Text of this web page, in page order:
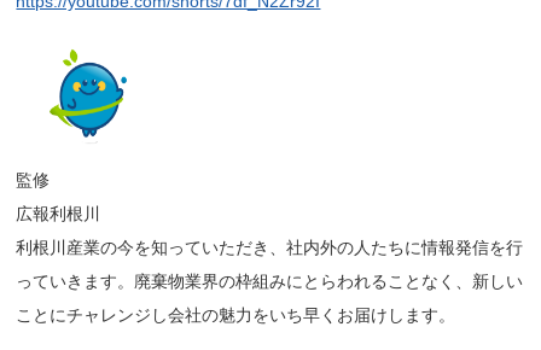
監修
広報利根川
利根川産業の今を知っていただき、社内外の人たちに情報発信を行
っていきます。廃棄物業界の枠組みにとらわれることなく、新しい
ことにチャレンジし会社の魅力をいち早くお届けします。